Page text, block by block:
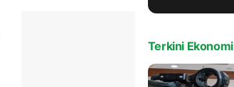
Terkini Ekonomi